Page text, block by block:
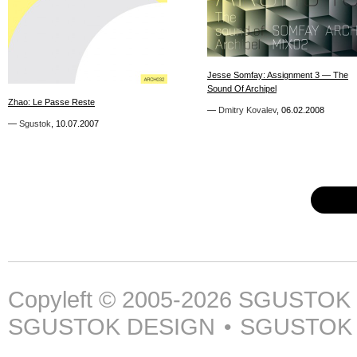
Jesse Somfay: Assignment 3 — The
Sound Of Archipel
— Dmitry Kovalev, 06.02.2008
Jesse Somfay: Assignment 3 — The
Sound Of Archipel
— Dmitry Kovalev, 06.02.2008
Zhao: Le Passe Reste
— Sgustok 10.07.2007
Zhao: Le Passe Reste
— Sgustok 10.07.2007
Copyleft © 2005-2026
SGUSTOK DESIGN •